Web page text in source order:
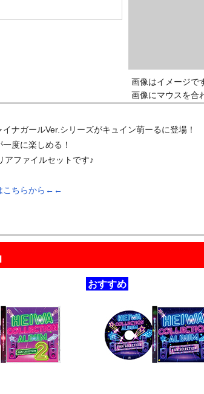
画像はイメージで
画像にマウスを合
ナガールVer.シリーズがキュイン萌ーるに登場！
度に楽しめる！
アファイルセットです♪
こちらから←←
おすすめ